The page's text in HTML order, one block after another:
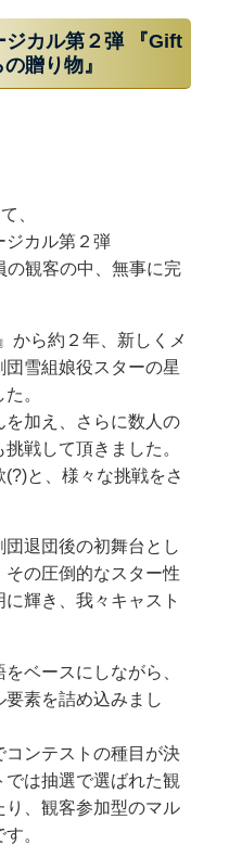
ジカル第２弾 『Gift
贈り物』
、
ジカル第２弾
の観客の中、無事に完
から約２年、新しくメ
雪組娘役スターの星
。
加え、さらに数人の
戦して頂きました。
と、様々な挑戦をさ
退団後の初舞台とし
の圧倒的なスター性
輝き、我々キャスト
ベースにしながら、
素を詰め込みまし
ンテストの種目が決
では抽選で選ばれた観
、観客参加型のマル
。